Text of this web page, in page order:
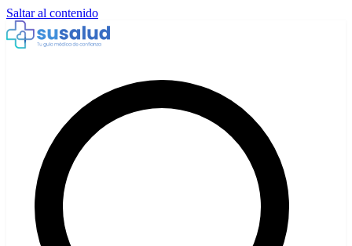
Saltar al contenido